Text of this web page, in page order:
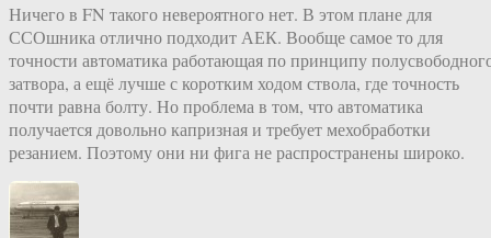
Ничего в FN такого невероятного нет. В этом плане для
ССОшника отлично подходит АЕК. Вообще самое то для
точности автоматика работающая по принципу
затвора, а ещё лучше с коротким ходом ствола, где точность
почти равна болту. Но проблема в том, что автоматика
получается довольно капризная и требует мехобработки
резанием. Поэтому они ни фига не распространены широко.